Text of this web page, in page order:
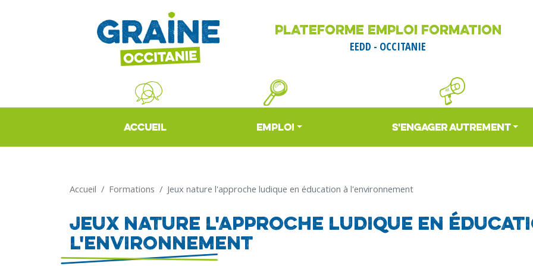
au
contenu
principal
PLATEFORME EMPLOI FORMATION
EEDD - OCCITANIE
ACCUEIL EMPLOI S'ENGAGER AUTREMENT
Accueil Formations Jeux nature l'approche ludique en éducation à l'environnement
Jeux nature l'approche ludique en
l'environnement